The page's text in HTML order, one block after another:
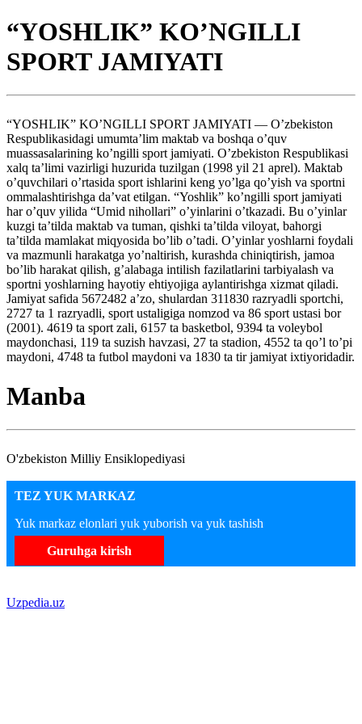
“YOSHLIK” KO’NGILLI
SPORT JAMIYATI
“YOSHLIK” KO’NGILLI SPORT JAMIYATI — O’zbekiston
Respublikasidagi umumta’lim maktab va boshqa o’quv
muassasalarining ko’ngilli sport jamiyati. O’zbekiston Respublikasi
xalq ta’limi vazirligi huzurida tuzilgan (1998 yil 21 aprel). Maktab
o’quvchilari o’rtasida sport ishlarini keng yo’lga qo’yish va sportni
ommalashtirishga da’vat etilgan. “Yoshlik” ko’ngilli sport jamiyati
har o’quv yilida “Umid nihollari” o’yinlarini o’tkazadi. Bu o’yinlar
kuzgi ta’tilda maktab va tuman, qishki ta’tilda viloyat, bahorgi
ta’tilda mamlakat miqyosida bo’lib o’tadi. O’yinlar yoshlarni foydali
va mazmunli harakatga yo’naltirish, kurashda chiniqtirish, jamoa
bo’lib harakat qilish, g’alabaga intilish fazilatlarini tarbiyalash va
sportni yoshlarning hayotiy ehtiyojiga aylantirishga xizmat qiladi.
Jamiyat safida 5672482 a’zo, shulardan 311830 razryadli sportchi,
2727 ta 1 razryadli, sport ustaligiga nomzod va 86 sport ustasi bor
(2001). 4619 ta sport zali, 6157 ta basketbol, 9394 ta voleybol
maydonchasi, 119 ta suzish havzasi, 27 ta stadion, 4552 ta qo’l to’pi
maydoni, 4748 ta futbol maydoni va 1830 ta tir jamiyat ixtiyoridadir.
Manba
O'zbekiston Milliy Ensiklopediyasi
TEZ YUK MARKAZ
Yuk markaz elonlari yuk yuborish va yuk tashish
Guruhga kirish
Uzpedia.uz